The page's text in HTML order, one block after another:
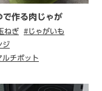
で作る肉じゃが
ねぎ
#じゃがいも
ジ
ルチポット